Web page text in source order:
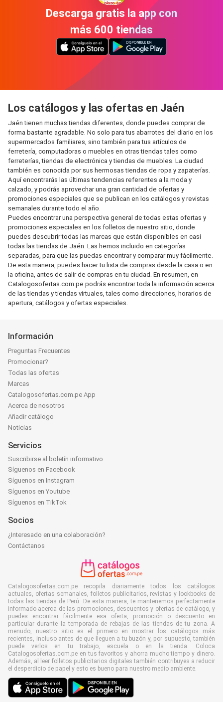
Descarga gratis la app con
más 600 tiendas
Los catálogos y las ofertas en Jaén
Jaén tienen muchas tiendas diferentes, donde puedes comprar de
forma bastante agradable. No solo para tus abarrotes del diario en los
supermercados familiares, sino también para tus artículos de
ferretería, computadoras o muebles en otras tiendas tales como
ferreterías, tiendas de electrónica y tiendas de muebles. La ciudad
también es conocida por sus hermosas tiendas de ropa y zapaterías.
Aquí encontrarás las últimas tendencias referentes a la moda y
calzado, y podrás aprovechar una gran cantidad de ofertas y
promociones especiales que se publican en los catálogos y revistas
semanales durante todo el año.
Puedes encontrar una perspectiva general de todas estas ofertas y
promociones especiales en los folletos de nuestro sitio, donde
puedes descubrir todas las marcas que están disponibles en casi
todas las tiendas de Jaén. Las hemos incluido en categorías
separadas, para que las puedas encontrar y comparar muy fácilmente.
De esta manera, puedes hacer tu lista de compras desde la casa o en
la oficina, antes de salir de compras en tu ciudad. En resumen, en
Catalogosofertas.com.pe podrás encontrar toda la información acerca
de las tiendas y tiendas virtuales, tales como direcciones, horarios de
apertura, catálogos y ofertas especiales.
Información
Preguntas Frecuentes
Promocionar?
Todas las ofertas
Marcas
Catalogosofertas.com.pe App
Acerca de nosotros
Añadir catálogo
Noticias
Servicios
Suscribirse al boletín informativo
Síguenos en Facebook
Síguenos en Instagram
Síguenos en Youtube
Síguenos en TikTok
Socios
¿Interesado en una colaboración?
Contáctanos
Catalogosofertas.com.pe recopila diariamente todos los catálogos
actuales, ofertas semanales, folletos publicitarios, revistas y lookbooks de
todas las tiendas de Perú. De esta manera, te mantenemos perfectamente
informado acerca de las promociones, descuentos y ofertas de catálogo, y
puedes encontrar fácilmente esa oferta, promoción o descuento en
particular durante la temporada de rebajas de las tiendas de tu zona. A
menudo, nuestro sitio es el primero en mostrar los catálogos más
recientes, incluso antes de que lleguen a tu buzón y, por supuesto, también
puede verlos en tu trabajo, escuela o en la tienda. Coloca
Catalogosofertas.com.pe en tus favoritos y ahorra mucho tiempo y dinero.
Además, al leer folletos publicitarios digitales también contribuyes a reducir
el desperdicio de papel y esto es bueno para nuestro medio ambiente.